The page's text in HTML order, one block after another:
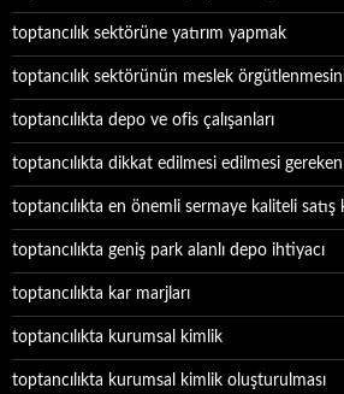
toptancılık sektörüne yatırım yapmak
toptancılık sektörünün meslek
toptancılıkta depo ve ofis çalışanları
toptancılıkta dikkat edilmesi edilmesi
toptancılıkta en önemli sermaye kaliteli
toptancılıkta geniş park alanlı depo ihtiyacı
toptancılıkta kar marjları
toptancılıkta kurumsal kimlik
toptancılıkta kurumsal kimlik oluşturulması